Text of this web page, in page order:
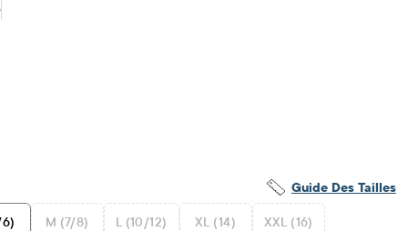
​​d'origine: $34.95
Guide Des Tailles
M (7/8) L (10/12) XL (14) XXL (16)